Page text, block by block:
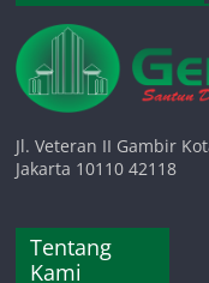
Jl. Veteran II Gambir
Jakarta 10110 42118
Tentang
Kami